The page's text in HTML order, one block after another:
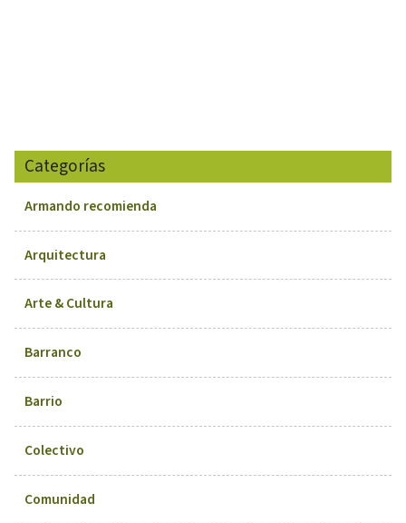
Categorías
Armando recomienda
Arquitectura
Arte & Cultura
Barranco
Barrio
Colectivo
Comunidad